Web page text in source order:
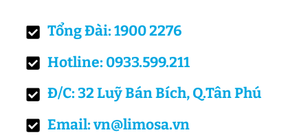
Tổng Đài: 1900 2276
Hotline: 0933.599.211
Đ/C: 32 Luỹ Bán Bích, Q.Tân Phú
Email: vn@limosa.vn